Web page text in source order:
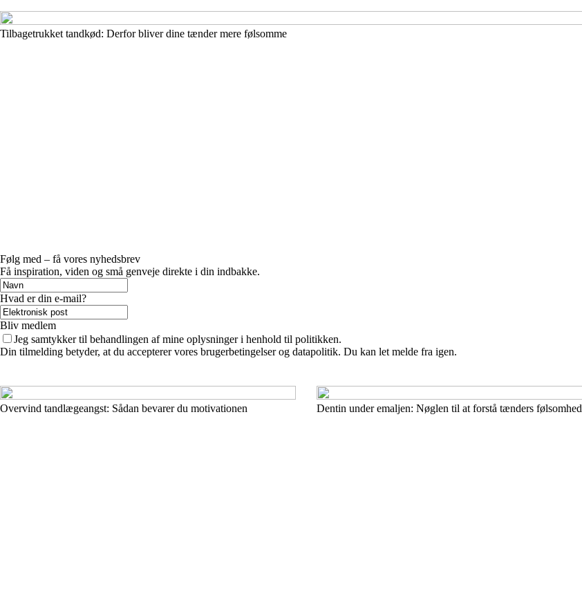
Tilbagetrukket tandkød: Derfor bliver dine tænder mere følsomme
Følg med – få vores nyhedsbrev
Få inspiration, viden og små genveje direkte i din indbakke.
Hvad er din e-mail?
Bliv medlem
Jeg samtykker til behandlingen af mine oplysninger i henhold til politikken.
Din tilmelding betyder, at du accepterer vores brugerbetingelser og datapolitik. Du kan let melde fra igen.
Overvind tandlægeangst: Sådan bevarer du motivationen Dentin under emaljen: Nøglen til at forstå tænders følsomhed